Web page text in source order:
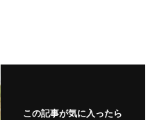
この記事が気に入ったら